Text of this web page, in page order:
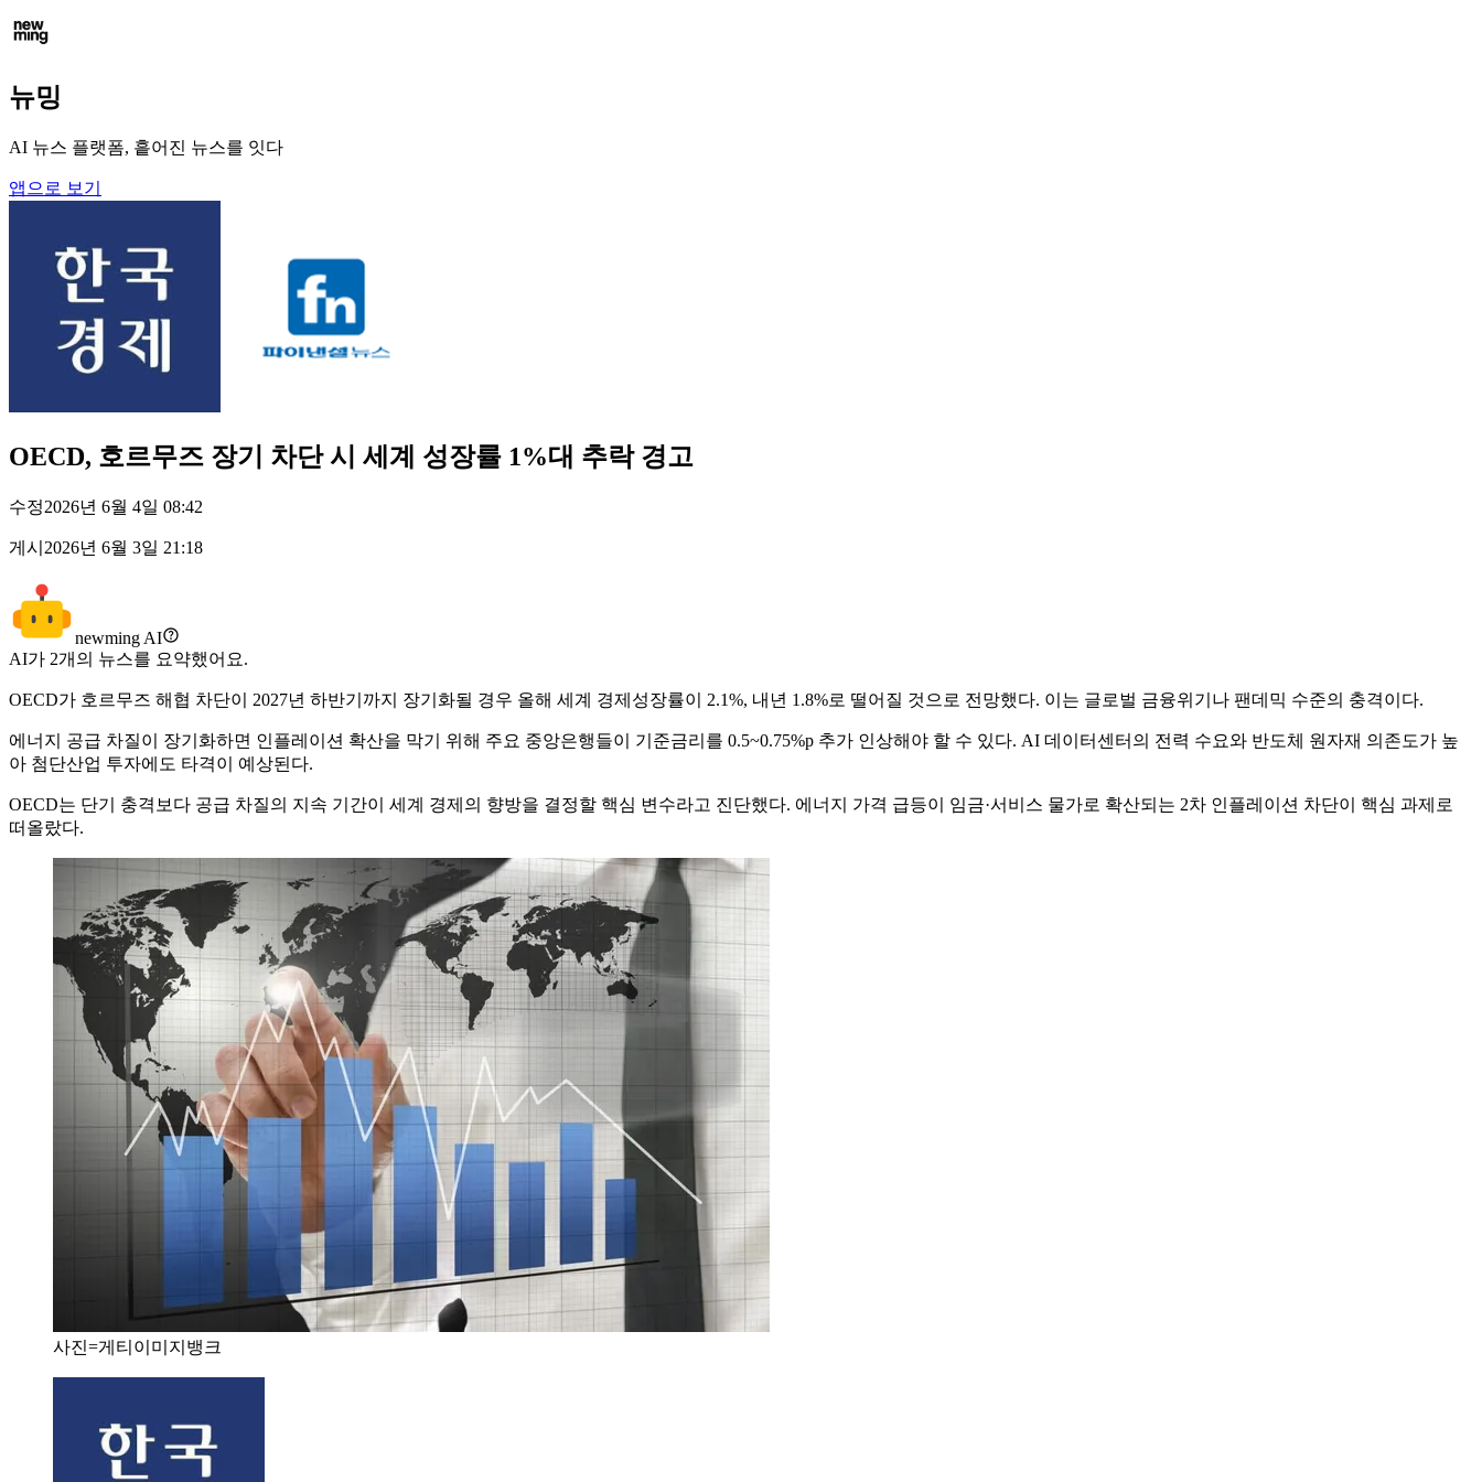
뉴밍
AI 뉴스 플랫폼, 흩어진 뉴스를 잇다
앱으로 보기
OECD, 호르무즈 장기 차단 시 세계 성장률 1%대 추락 경고
수정2026년 6월 4일 08:42
게시 2026년 6월 3일 21:18
newming AI
AI가 2개의 뉴스를 요약했어요.
OECD가 호르무즈 해협 차단이 2027년 하반기까지 장기화될 경우 올해 세계 경제성장률이 2.1%, 내년 1.8%로 떨어질 것으로 전망했다. 이는 글로벌 금융위기나 팬데믹 수준의 충격이다.
에너지 공급 차질이 장기화하면 인플레이션 확산을 막기 위해 주요 중앙은행들이 기준금리를 0.5~0.75%p 추가 인상해야 할 수 있다. AI 데이터센터의 전력 수요와 반도체 원자재 의존도가 높
아 첨단산업 투자에도 타격이 예상된다.
OECD는 단기 충격보다 공급 차질의 지속 기간이 세계 경제의 향방을 결정할 핵심 변수라고 진단했다. 에너지 가격 급등이 임금·서비스 물가로 확산되는 2차 인플레이션 차단이 핵심 과제로
떠올랐다.
사진=게티이미지뱅크